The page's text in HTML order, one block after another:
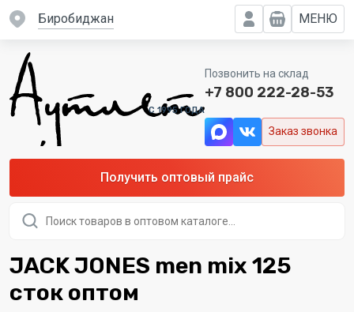
Биробиджан МЕНЮ
C 1995 ГОДА
Позвонить на склад
+7 800 222-28-53
Заказ звонка
Получить оптовый прайс
товаров
JACK JONES men mix 125
сток оптом